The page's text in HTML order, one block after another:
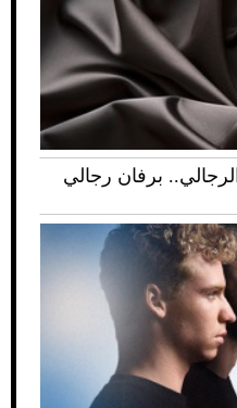
برفان رجالي